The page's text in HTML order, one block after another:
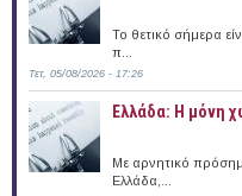
Το θετικό σήμερα
π...
Τετ, 05/08/2026 - 17:26
Ελλάδα: Η μόνη
Με αρνητικό
Ελλάδα,...